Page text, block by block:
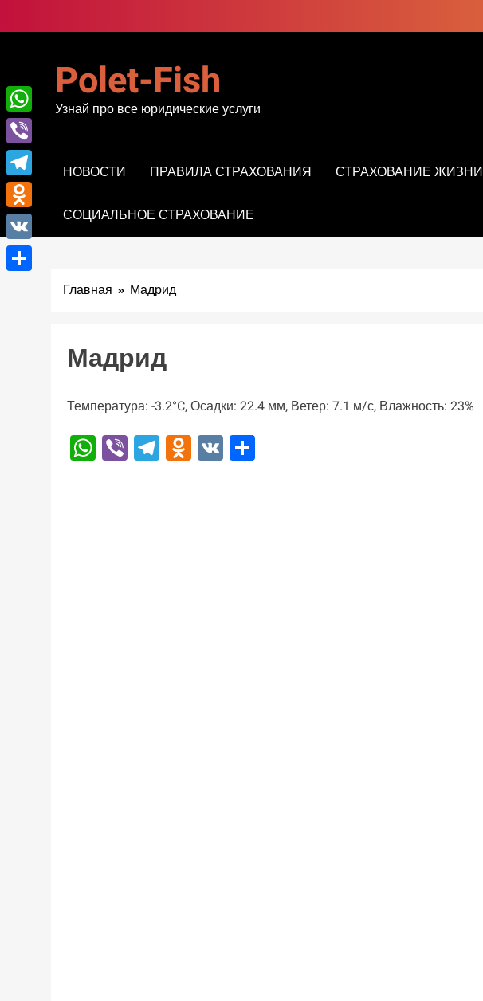
к
Polet-Fish
Узнай про все юридические услуги
НОВОСТИ ПРАВИЛА СТРАХОВАНИЯ СТРАХОВАНИЕ ЖИЗНИ
СОЦИАЛЬНОЕ СТРАХОВАНИЕ
Главная Мадрид
Мадрид
Температура: -3.2°C, Осадки: 22.4 мм, Ветер: 7.1 м/с, Влажность: 23%
WhatsApp
ViberTelegram
Odnoklassniki
VK
WhatsApp
Viber
Telegram
Odnoklassniki
VK
Отправить